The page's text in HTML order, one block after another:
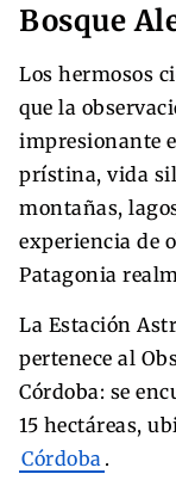
Bosque
Los hermosos
que la
impresionante
prístina, vida
montañas,
experiencia de
Patagonia
La Estación
pertenece al
Córdoba: se
15 hectáreas,
Córdoba .